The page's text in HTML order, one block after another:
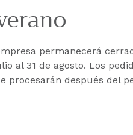
Add
permanecerá
al 31 de agosto. Los
procesarán después del